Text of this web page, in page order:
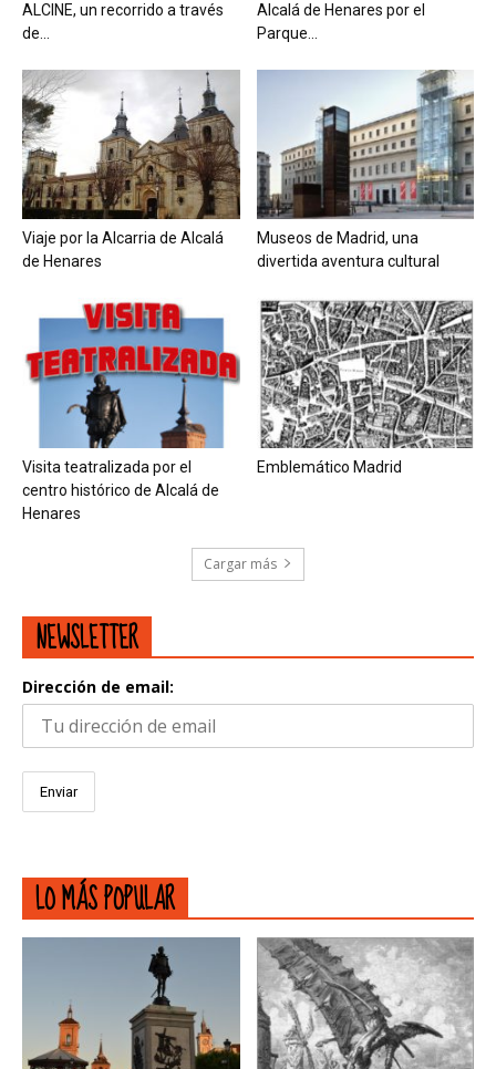
ALCINE, un recorrido a través
de...
Alcalá de Henares por el
Parque...
Viaje por la Alcarria de Alcalá
de Henares
Museos de Madrid, una
divertida aventura cultural
Visita teatralizada por el
centro histórico de Alcalá de
Henares
Emblemático Madrid
Cargar más
NEWSLETTER
Dirección de email:
LO MÁS POPULAR